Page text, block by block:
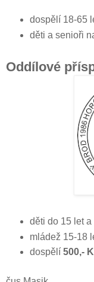
dospělí 18-65
děti a senioři
Oddílové
děti do 15 let
mládež 15-18
dospělí 500,-